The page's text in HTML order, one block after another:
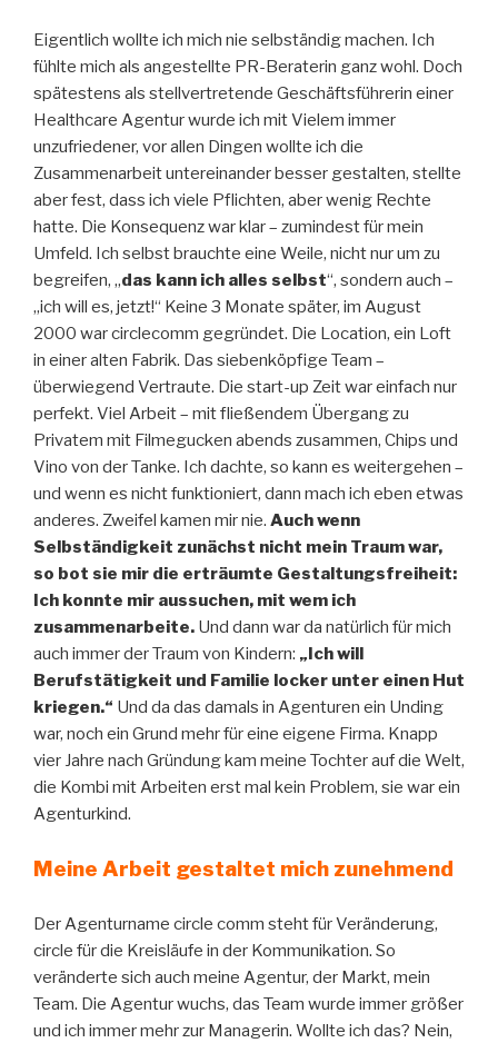
Eigentlich wollte ich mich nie selbständig machen. Ich
fühlte mich als angestellte PR-Beraterin ganz wohl. Doch
spätestens als stellvertretende Geschäftsführerin einer
Healthcare Agentur wurde ich mit Vielem immer
unzufriedener, vor allen Dingen wollte ich die
Zusammenarbeit untereinander besser gestalten, stellte
aber fest, dass ich viele Pflichten, aber wenig Rechte
hatte. Die Konsequenz war klar – zumindest für mein
Umfeld. Ich selbst brauchte eine Weile, nicht nur um zu
begreifen, „das kann ich alles selbst“, sondern auch –
„ich will es, jetzt!“ Keine 3 Monate später, im August
2000 war circlecomm gegründet. Die Location, ein Loft
in einer alten Fabrik. Das siebenköpfige Team –
überwiegend Vertraute. Die start-up Zeit war einfach nur
perfekt. Viel Arbeit – mit fließendem Übergang zu
Privatem mit Filmegucken abends zusammen, Chips und
Vino von der Tanke. Ich dachte, so kann es weitergehen –
und wenn es nicht funktioniert, dann mach ich eben etwas
anderes. Zweifel kamen mir nie. Auch wenn
Selbständigkeit zunächst nicht mein Traum war,
so bot sie mir die erträumte Gestaltungsfreiheit:
Ich konnte mir aussuchen, mit wem ich
zusammenarbeite. Und dann war da natürlich für mich
auch immer der Traum von Kindern: „Ich will
Berufstätigkeit und Familie locker unter einen Hut
kriegen.“ Und da das damals in Agenturen ein Unding
war, noch ein Grund mehr für eine eigene Firma. Knapp
vier Jahre nach Gründung kam meine Tochter auf die Welt,
die Kombi mit Arbeiten erst mal kein Problem, sie war ein
Agenturkind.
Meine Arbeit gestaltet mich zunehmend
Der Agenturname circle comm steht für Veränderung,
circle für die Kreisläufe in der Kommunikation. So
veränderte sich auch meine Agentur, der Markt, mein
Team. Die Agentur wuchs, das Team wurde immer größer
und ich immer mehr zur Managerin. Wollte ich das? Nein,